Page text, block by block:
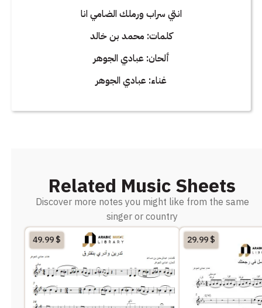
انتي سراب ورملك الضامي انا
كلمات: محمد بن خالد
ألحان: عبادي الجوهر
غناء: عبادي الجوهر
Related Music Sheets
Discover more notes you might like from the same
singer or country
49.99$ 29.99$